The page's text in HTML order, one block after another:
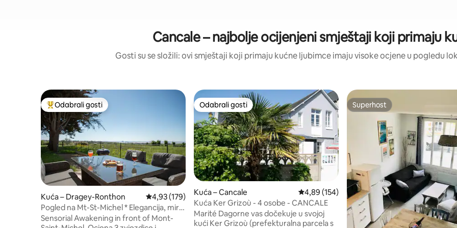
Cancale – najbolje ocijenjeni smještaji koji primaju
Gosti su se složili: ovi smještaji koji primaju kućne ljubimce imaju visoke ocjene u pogledu
Među najviše rangiranima s oznakom „Odabrali gosti”
Odabrali gosti
Kuća – Dragey-Ronthon Prosječna ocjena: 4,93/5, recenzija: 179
4,93 (179)
Pogled na Mt-St-Michel * Elegancija, mir i
stolni nogomet
Sensorial Awakening in front of Mont-
Odabrali gosti
Odabrali gosti
Kuća – Cancale Prosječna ocjena: 4,89/5, recenzija: 154
4,89 (154)
Kuća Ker Grizoù - 4 osobe - CANCALE
Marité Dagorne vas dočekuje u svojoj
kući Ker Grizoù (prefekturalna parcela s
Superhost
Superhost